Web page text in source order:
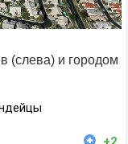
(слева) и городом